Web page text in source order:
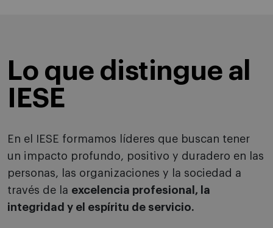
Lo que distingue al
IESE
En el IESE formamos líderes que buscan tener
un impacto profundo, positivo y duradero en las
personas, las organizaciones y la sociedad a
través de la excelencia profesional, la
integridad y el espíritu de servicio.